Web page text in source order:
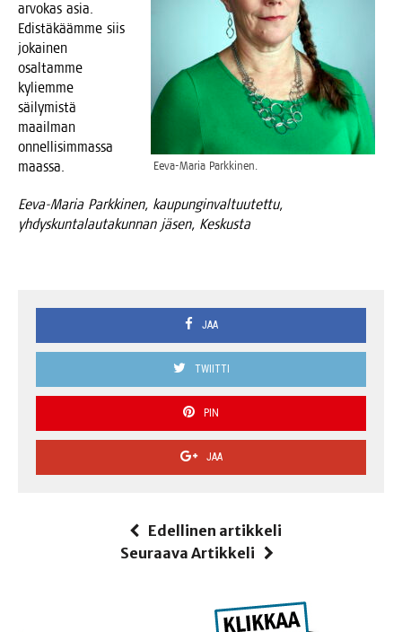
Eeva-Maria Park­ki­nen.
arvo­kas asia.
Edis­tä­kääm­me siis
jokai­nen
osal­tam­me
kyliem­me
säi­ly­mis­tä
maa­il­man
onnel­li­sim­mas­sa
maassa.
Eeva-Maria Park­ki­nen, kau­pun­gin­val­tuu­tet­tu,
yhdys­kun­ta­lau­ta­kun­nan jäsen, Keskusta
JAA
TWIITTI
PIN
JAA
Edellinen artikkeli
Seuraava Artikkeli